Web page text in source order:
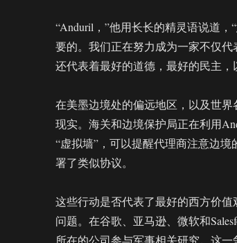
“Anduril，”他用长长的精灵语说道
要的。我们正在努力成为一家不仅
还代表着最好的道德，最好的民主
在美墨边境处的偏远地区，以及世
现实。海关和边境保护局正在利用
“虚拟墙”，可以提醒代理商注意边
署了类似协议。
这些行动是否代表了最好的西方价
问题。在谷歌、亚马逊、微软和
所在的公司参与军事相关研究。这